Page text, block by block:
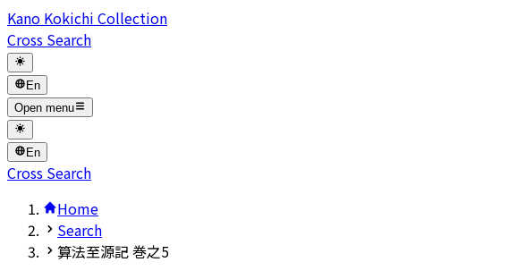
Kano Kokichi Collection
Cross Search
En
Open menu
En
Cross Search
Home
Search
算法至源記 巻之5